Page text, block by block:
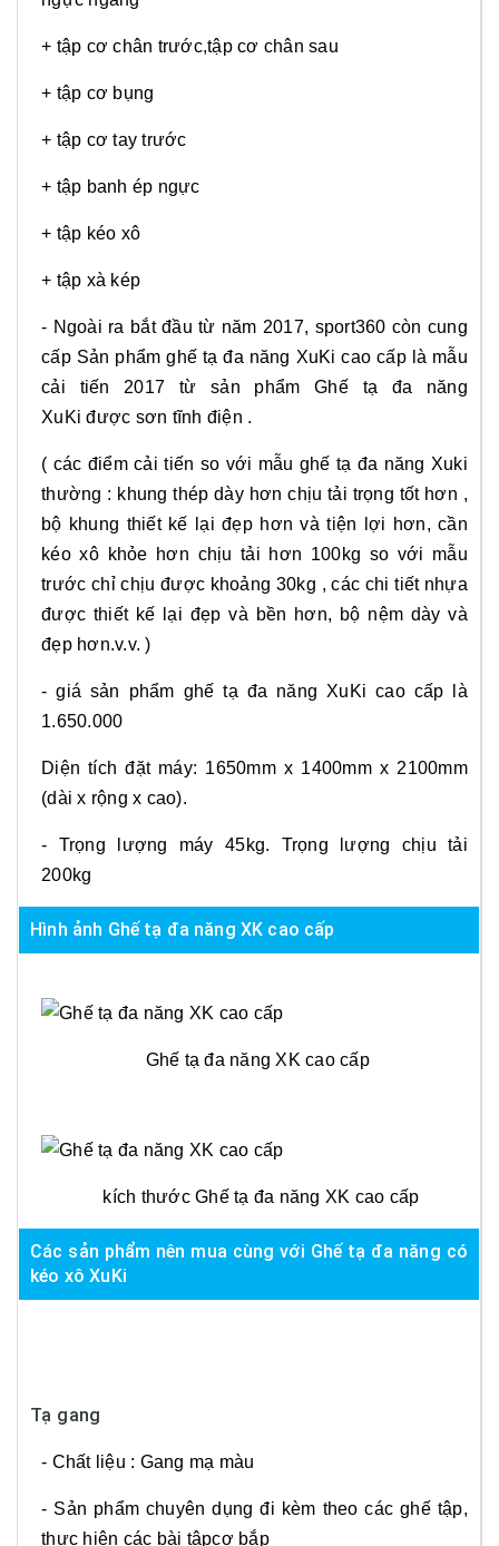
+ tập cơ chân trước,tập cơ chân sau
+ tập cơ bụng
+ tập cơ tay trước
+ tập banh ép ngực
+ tập kéo xô
+ tập xà kép
- Ngoài ra bắt đầu từ năm 2017, sport360 còn cung
cấp Sản phẩm ghế tạ đa năng XuKi cao cấp là mẫu
cải tiến 2017 từ sản phẩm Ghế tạ đa năng
XuKi được sơn tĩnh điện .
( các điểm cải tiến so với mẫu ghế tạ đa năng Xuki
thường : khung thép dày hơn chịu tải trọng tốt hơn ,
bộ khung thiết kế lại đẹp hơn và tiện lợi hơn, cần
kéo xô khỏe hơn chịu tải hơn 100kg so với mẫu
trước chỉ chịu được khoảng 30kg , các chi tiết nhựa
được thiết kế lại đẹp và bền hơn, bộ nệm dày và
đẹp hơn.v.v. )
- giá sản phẩm ghế tạ đa năng XuKi cao cấp là
1.650.000
Diện tích đặt máy: 1650mm x 1400mm x 2100mm
(dài x rộng x cao).
- Trọng lượng máy 45kg. Trọng lượng chịu tải
200kg
Hình ảnh Ghế tạ đa năng XK cao cấp
Ghế tạ đa năng XK cao cấp
kích thước Ghế tạ đa năng XK cao cấp
Các sản phẩm nên mua cùng với Ghế tạ đa năng có
kéo xô XuKi
Tạ gang
- Chất liệu : Gang mạ màu
- Sản phẩm chuyên dụng đi kèm theo các ghế tập,
thực hiện các bài tậpcơ bắp